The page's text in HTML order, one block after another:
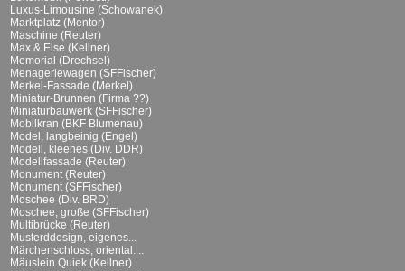
Luxus-Limousine (Schowanek)
Marktplatz (Mentor)
Maschine (Reuter)
Max & Else (Kellner)
Memorial (Drechsel)
Menageriewagen (SFFischer)
Merkel-Fassade (Merkel)
Miniatur-Brunnen (Firma ??)
Miniaturbauwerk (SFFischer)
Mobilkran (BKF Blumenau)
Model, langbeinig (Engel)
Modell, kleenes (Div. DDR)
Modellfassade (Reuter)
Monument (Reuter)
Monument (SFFischer)
Moschee (Div. BRD)
Moschee, große (SFFischer)
Multibrücke (Reuter)
Musterddesign, eigenes...
Märchenschloss, oriental....
Mäuslein Quiek (Kellner)